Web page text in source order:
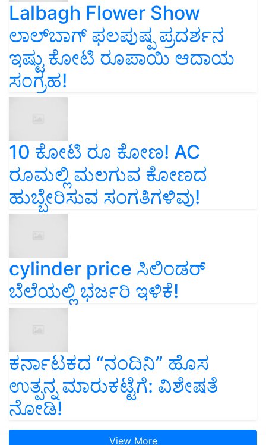
Lalbagh Flower Show
ಲಾಲ್‌ಬಾಗ್ ಫಲಪುಷ್ಪ ಪ್ರದರ್ಶನ
ಇಷ್ಟು ಕೋಟಿ ರೂಪಾಯಿ ಆದಾಯ
ಸಂಗ್ರಹ!
10 ಕೋಟಿ ರೂ ಕೋಣ! AC
ರೂಮಲ್ಲಿ ಮಲಗುವ ಕೋಣದ
ಹುಬ್ಬೇರಿಸುವ ಸಂಗತಿಗಳಿವು!
cylinder price ಸಿಲಿಂಡರ್‌
ಬೆಲೆಯಲ್ಲಿ ಭರ್ಜರಿ ಇಳಿಕೆ!
ಕರ್ನಾಟಕದ “ನಂದಿನಿ” ಹೊಸ
ಉತ್ಪನ್ನ ಮಾರುಕಟ್ಟೆಗೆ: ವಿಶೇಷತೆ
ನೋಡಿ!
View More